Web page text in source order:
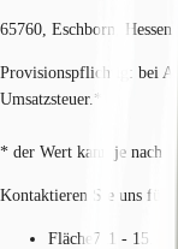
65760, Eschborn, Hessen
Provisionspflichtig: bei
Umsatzsteuer.*
* der Wert kann je nach
Kontaktieren Sie uns für
Fläche 711 - 15.589